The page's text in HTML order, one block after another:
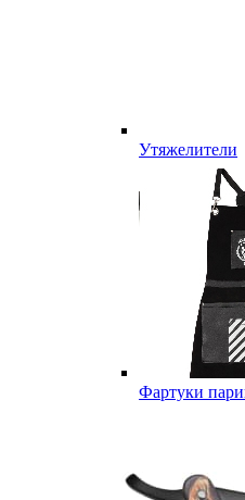
Утяжелители
Фартуки